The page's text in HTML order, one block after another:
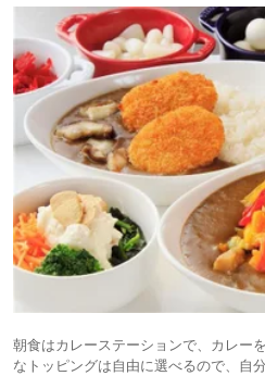
朝食はカレーステーションで、カレー
なトッピングは自由に選べるので、自